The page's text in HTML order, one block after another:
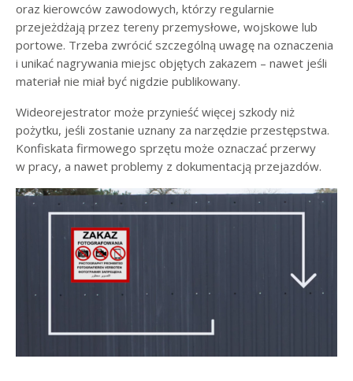
oraz kierowców zawodowych, którzy regularnie
przejeżdżają przez tereny przemysłowe, wojskowe lub
portowe. Trzeba zwrócić szczególną uwagę na oznaczenia
i unikać nagrywania miejsc objętych zakazem – nawet jeśli
materiał nie miał być nigdzie publikowany.
Wideorejestrator może przynieść więcej szkody niż
pożytku, jeśli zostanie uznany za narzędzie przestępstwa.
Konfiskata firmowego sprzętu może oznaczać przerwy
w pracy, a nawet problemy z dokumentacją przejazdów.